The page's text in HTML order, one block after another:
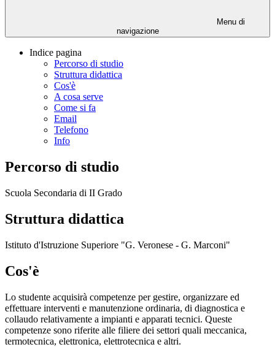
Menu di
navigazione
Indice pagina
Percorso di studio
Struttura didattica
Cos'è
A cosa serve
Come si fa
Email
Telefono
Info
Percorso di studio
Scuola Secondaria di II Grado
Struttura didattica
Istituto d'Istruzione Superiore "G. Veronese - G. Marconi"
Cos'è
Lo studente acquisirà competenze per gestire, organizzare ed
effettuare interventi e manutenzione ordinaria, di diagnostica e
collaudo relativamente a impianti e apparati tecnici. Queste
competenze sono riferite alle filiere dei settori quali meccanica,
termotecnica, elettronica, elettrotecnica e altri.